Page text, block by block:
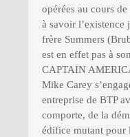
opérées au cours
à savoir l’existence
frère Summers
est en effet pas à
CAPTAIN
Mike Carey
entreprise de BTP
comporte, de la
édifice mutant pour